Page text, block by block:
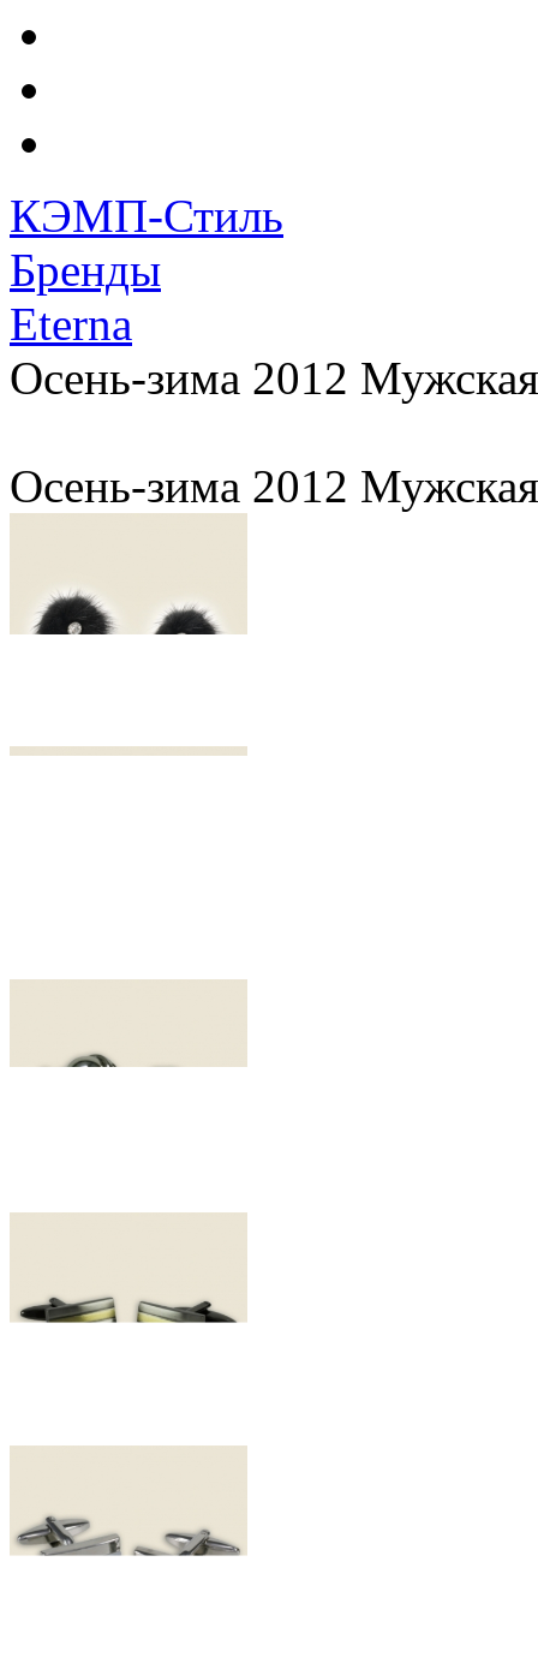
КЭМП-Стиль
Бренды
Eterna
Осень-зима 2012
Осень-зима 2012